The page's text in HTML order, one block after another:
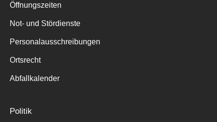
Öffnungszeiten
Not- und Stördienste
Personalausschreibungen
Ortsrecht
Abfallkalender
Politik